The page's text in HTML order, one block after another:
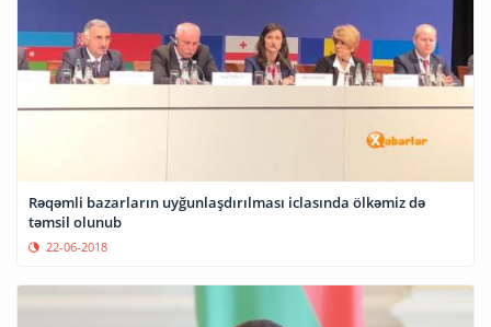
Rəqəmli bazarların uyğunlaşdırılması iclasında ölkəmiz də
təmsil olunub
22-06-2018